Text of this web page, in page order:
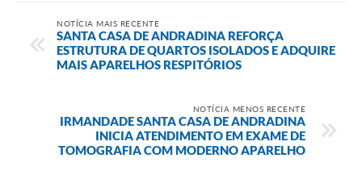
NOTÍCIA MAIS RECENTE
SANTA CASA DE ANDRADINA REFORÇA
ESTRUTURA DE QUARTOS ISOLADOS E ADQUIRE
MAIS APARELHOS RESPITÓRIOS
NOTÍCIA MENOS RECENTE
IRMANDADE SANTA CASA DE ANDRADINA
INICIA ATENDIMENTO EM EXAME DE
TOMOGRAFIA COM MODERNO APARELHO